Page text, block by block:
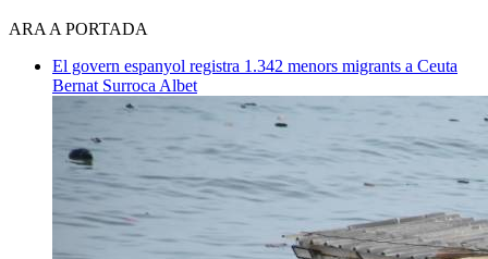
ARA A PORTADA
El govern espanyol registra 1.342 menors migrants a Ceuta
Bernat Surroca Albet